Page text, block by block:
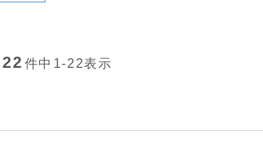
22 件中 1-22表示